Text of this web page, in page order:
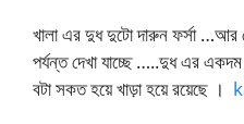
খালা এর দুধ দুটো দারুন ফর্সা
পর্যন্ত দেখা যাচ্ছে …..দুধ এর
বটা সকত হয়ে খাড়া হয়ে রয়েছে ।